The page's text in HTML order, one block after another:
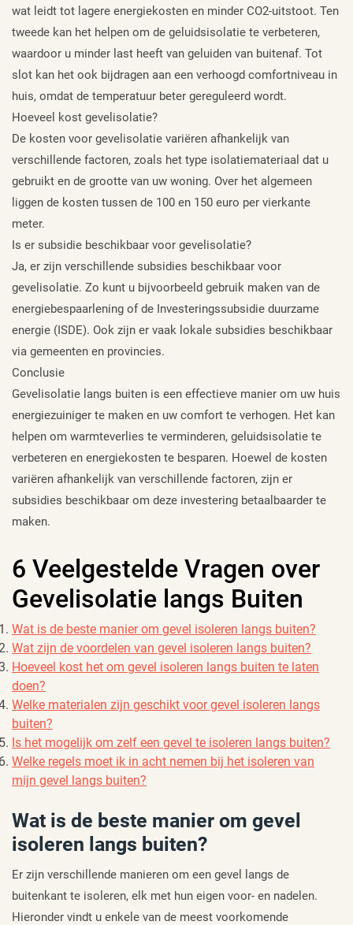
wat leidt tot lagere energiekosten en minder CO2-uitstoot. Ten
tweede kan het helpen om de geluidsisolatie te verbeteren,
waardoor u minder last heeft van geluiden van buitenaf. Tot
slot kan het ook bijdragen aan een verhoogd comfortniveau in
huis, omdat de temperatuur beter gereguleerd wordt.
Hoeveel kost gevelisolatie?
De kosten voor gevelisolatie variëren afhankelijk van
verschillende factoren, zoals het type isolatiemateriaal dat u
gebruikt en de grootte van uw woning. Over het algemeen
liggen de kosten tussen de 100 en 150 euro per vierkante
meter.
Is er subsidie beschikbaar voor gevelisolatie?
Ja, er zijn verschillende subsidies beschikbaar voor
gevelisolatie. Zo kunt u bijvoorbeeld gebruik maken van de
energiebespaarlening of de Investeringssubsidie duurzame
energie (ISDE). Ook zijn er vaak lokale subsidies beschikbaar
via gemeenten en provincies.
Conclusie
Gevelisolatie langs buiten is een effectieve manier om uw huis
energiezuiniger te maken en uw comfort te verhogen. Het kan
helpen om warmteverlies te verminderen, geluidsisolatie te
verbeteren en energiekosten te besparen. Hoewel de kosten
variëren afhankelijk van verschillende factoren, zijn er
subsidies beschikbaar om deze investering betaalbaarder te
maken.
6 Veelgestelde Vragen over
Gevelisolatie langs Buiten
Wat is de beste manier om gevel isoleren langs buiten?
Wat zijn de voordelen van gevel isoleren langs buiten?
Hoeveel kost het om gevel isoleren langs buiten te laten
doen?
Welke materialen zijn geschikt voor gevel isoleren langs
buiten?
Is het mogelijk om zelf een gevel te isoleren langs buiten?
Welke regels moet ik in acht nemen bij het isoleren van
mijn gevel langs buiten?
Wat is de beste manier om gevel
isoleren langs buiten?
Er zijn verschillende manieren om een gevel langs de
buitenkant te isoleren, elk met hun eigen voor- en nadelen.
Hieronder vindt u enkele van de meest voorkomende